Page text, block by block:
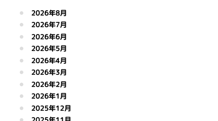
2026年8月
2026年7月
2026年6月
2026年5月
2026年4月
2026年3月
2026年2月
2026年1月
2025年12月